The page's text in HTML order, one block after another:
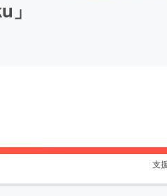
支